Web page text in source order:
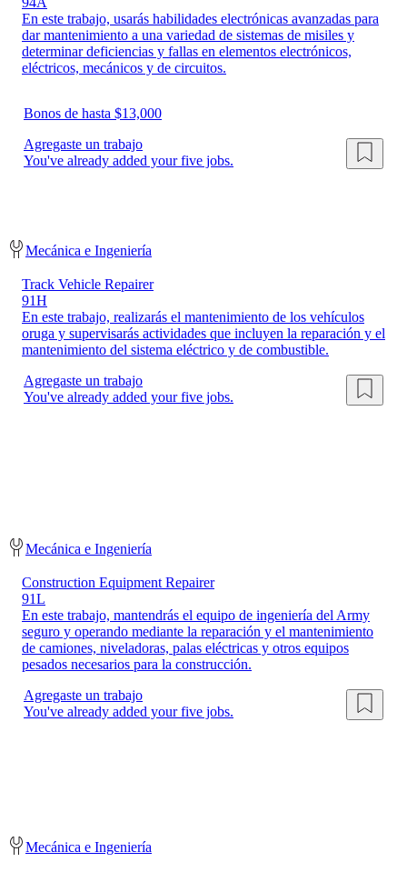
En este trabajo, usarás habilidades electrónicas avanzadas para
dar mantenimiento a una variedad de sistemas de misiles y
determinar deficiencias y fallas en elementos electrónicos,
eléctricos, mecánicos y de circuitos.
Bonos de hasta $13,000
Agregaste un trabajo
You've already added your five jobs.
Mecánica e Ingeniería
Track Vehicle Repairer
91H
En este trabajo, realizarás el mantenimiento de los vehículos
oruga y supervisarás actividades que incluyen la reparación y el
mantenimiento del sistema eléctrico y de combustible.
Agregaste un trabajo
You've already added your five jobs.
Mecánica e Ingeniería
Construction Equipment Repairer
91L
En este trabajo, mantendrás el equipo de ingeniería del Army
seguro y operando mediante la reparación y el mantenimiento
de camiones, niveladoras, palas eléctricas y otros equipos
pesados necesarios para la construcción.
Agregaste un trabajo
You've already added your five jobs.
Mecánica e Ingeniería